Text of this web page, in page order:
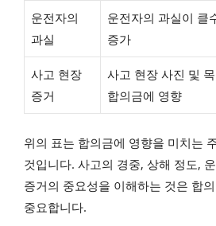
운전자의
과실
운전자의 과실이 클
증가
사고 현장
증거
사고 현장 사진 및
합의금에 영향
위의 표는 합의금에 영향을 미치는
것입니다. 사고의 경중, 상해 정도,
증거의 중요성을 이해하는 것은 합
중요합니다.